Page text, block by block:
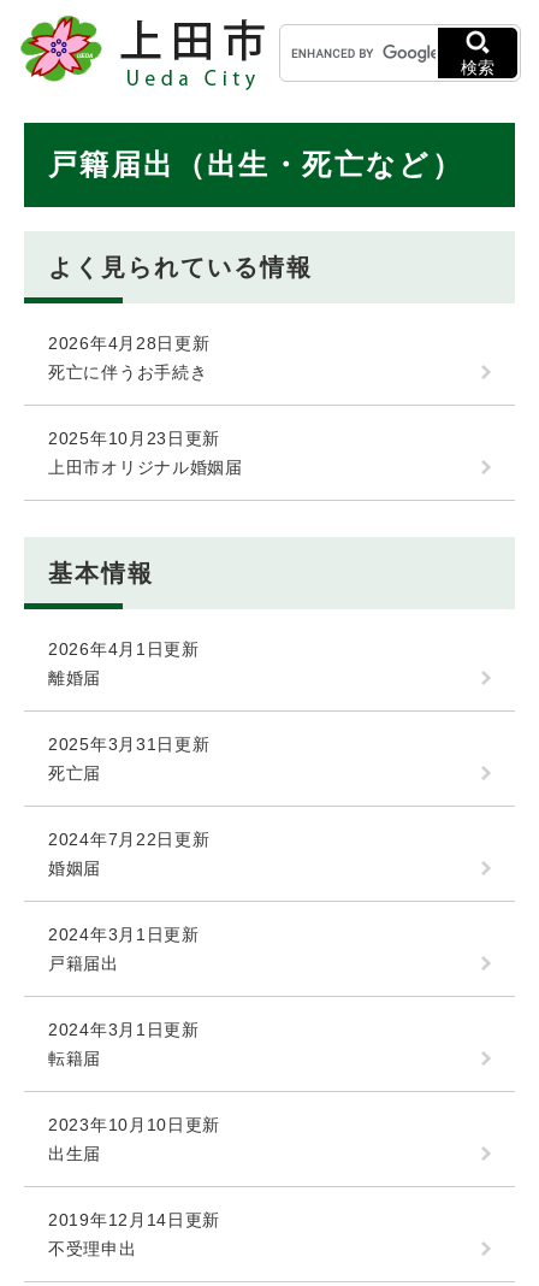
メニューを飛ばして本文へ
キ
ー
ワ
検
検索
戸籍届出（出生・死亡など）
よく見られている情報
2026年4月28日更新
死亡に伴うお手続き
2025年10月23日更新
上田市オリジナル婚姻届
基本情報
2026年4月1日更新
離婚届
2025年3月31日更新
死亡届
2024年7月22日更新
婚姻届
2024年3月1日更新
戸籍届出
2024年3月1日更新
転籍届
2023年10月10日更新
出生届
2019年12月14日更新
不受理申出